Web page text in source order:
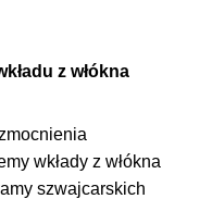
z włókna
wkłady z włókna
szwajcarskich